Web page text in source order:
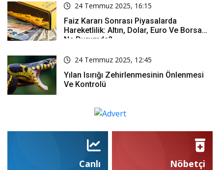
24 Temmuz 2025, 16:15
Faiz Kararı Sonrası Piyasalarda
Hareketlilik: Altın, Dolar, Euro Ve Borsa
Ne Durumda?
24 Temmuz 2025, 12:45
Yılan Isırığı Zehirlenmesinin Önlenmesi
Ve Kontrolü
Canlı
Nöbetçi